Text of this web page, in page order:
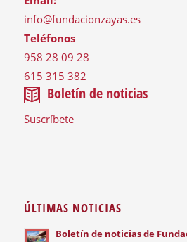
info@fundacionzayas.es
Teléfonos
958 28 09 28
615 315 382
Boletín de noticias
Suscríbete
ÚLTIMAS NOTICIAS
Boletín de noticias de